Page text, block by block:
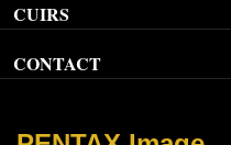
CUIRS
CONTACT